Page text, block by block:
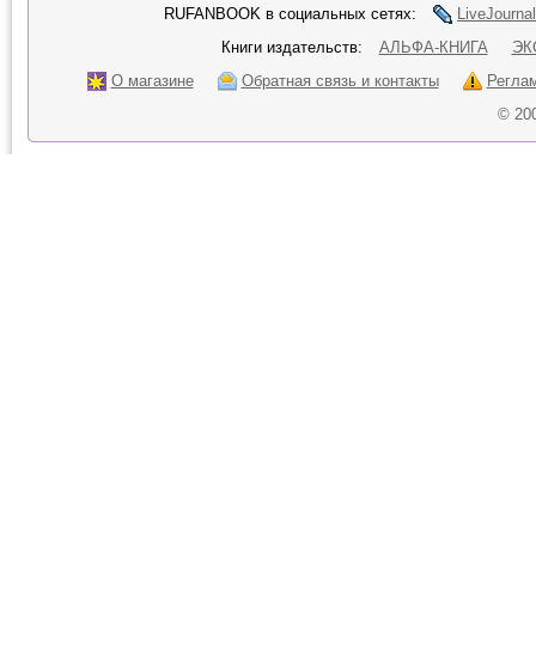
RUFANBOOK в социальных сетях:
LiveJournal
Книги издательств:
АЛЬФА-КНИГА
О магазине
Обратная связь и контакты
©